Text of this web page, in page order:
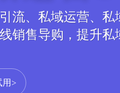
流、私域运营、
销售导购，提升
用>